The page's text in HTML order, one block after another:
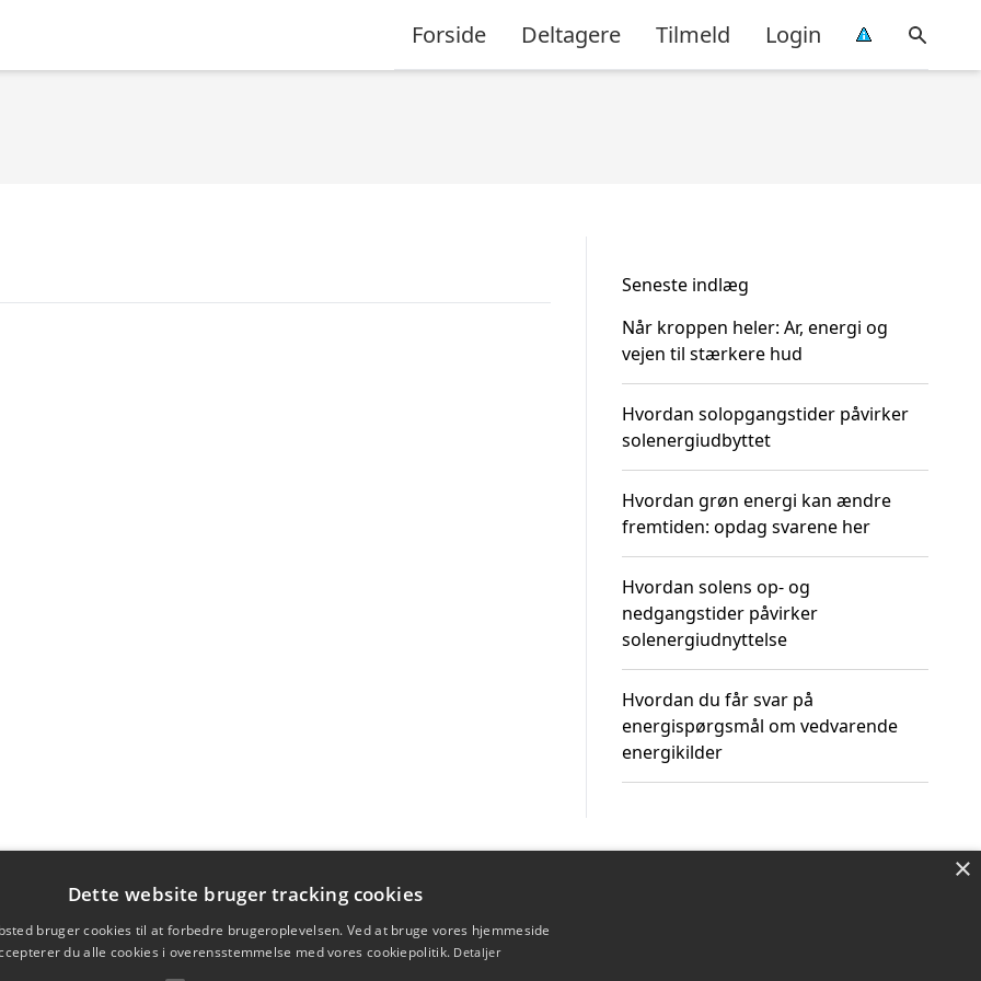
Forside Deltagere Tilmeld Login
Seneste indlæg
Når kroppen heler: Ar, energi og
vejen til stærkere hud
Hvordan solopgangstider påvirker
solenergiudbyttet
Hvordan grøn energi kan ændre
fremtiden: opdag svarene her
Hvordan solens op- og
nedgangstider påvirker
solenergiudnyttelse
Hvordan du får svar på
energispørgsmål om vedvarende
energikilder
×
Dette website bruger tracking cookies
bruger cookies til at forbedre brugeroplevelsen. Ved at bruge vores hjemmeside
du alle cookies i overensstemmelse med vores cookiepolitik. Detaljer